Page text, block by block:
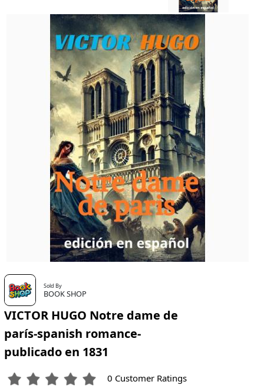
Sold By
BOOK SHOP
VICTOR HUGO Notre dame de
parís-spanish romance-
publicado en 1831
0 Customer Ratings